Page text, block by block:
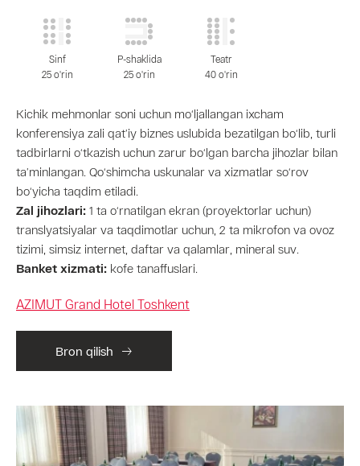
Sinf
25 o'rin
P-shaklida
25 o'rin
Teatr
40 o'rin
Kichik mehmonlar soni uchun mo‘ljallangan ixcham
konferensiya zali qat’iy biznes uslubida bezatilgan bo‘lib, turli
tadbirlarni o‘tkazish uchun zarur bo‘lgan barcha jihozlar bilan
ta’minlangan. Qo‘shimcha uskunalar va xizmatlar so‘rov
bo‘yicha taqdim etiladi.
Zal jihozlari: 1 ta o‘rnatilgan ekran (proyektorlar uchun)
translyatsiyalar va taqdimotlar uchun, 2 ta mikrofon va ovoz
tizimi, simsiz internet, daftar va qalamlar, mineral suv.
Banket xizmati: kofe tanaffuslari.
AZIMUT Grand Hotel Toshkent
Bron qilish